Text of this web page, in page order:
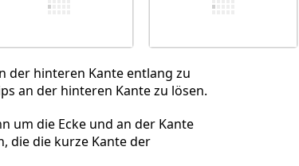
Kommentieren
der hinteren Kante entlang zu
an der hinteren Kante zu lösen.
um die Ecke und an der Kante
die die kurze Kante der